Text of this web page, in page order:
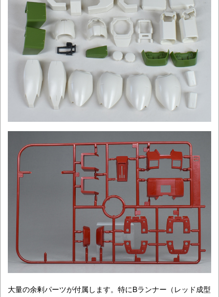
大量の余剰パーツが付属します。特にBランナー（レッド成型